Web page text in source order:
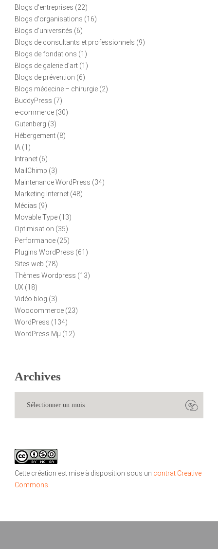
Blogs d'entreprises (22)
Blogs d'organisations (16)
Blogs d'universités (6)
Blogs de consultants et professionnels (9)
Blogs de fondations (1)
Blogs de galerie d'art (1)
Blogs de prévention (6)
Blogs médecine – chirurgie (2)
BuddyPress (7)
e-commerce (30)
Gutenberg (3)
Hébergement (8)
IA (1)
Intranet (6)
MailChimp (3)
Maintenance WordPress (34)
Marketing Internet (48)
Médias (9)
Movable Type (13)
Optimisation (35)
Performance (25)
Plugins WordPress (61)
Sites web (78)
Thèmes Wordpress (13)
UX (18)
Vidéo blog (3)
Woocommerce (23)
WordPress (134)
WordPress Mµ (12)
Archives
Cette création est mise à disposition sous un contrat Creative
Commons